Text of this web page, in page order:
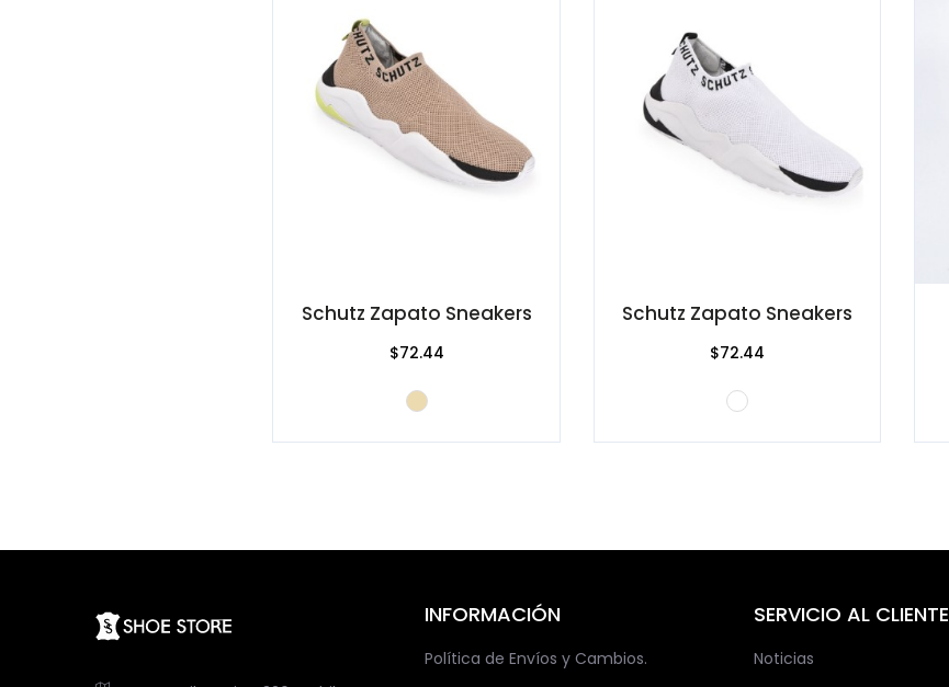
Schutz Zapato Sneakers
$72.44
Schutz Zapato Sneakers
$72.44
INFORMACIÓN
Política de Envíos y Cambios.
SERVICIO AL CLIENTE
Noticias